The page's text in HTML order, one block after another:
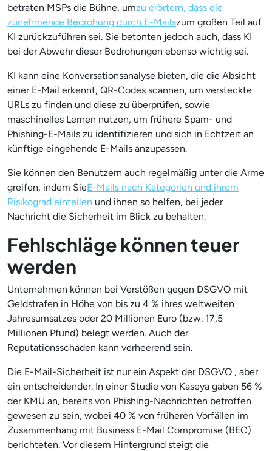
betraten MSPs die Bühne, umzu erörtern, dass die
zunehmende Bedrohung durch E-Mailszum großen Teil auf
KI zurückzuführen sei. Sie betonten jedoch auch, dass KI
bei der Abwehr dieser Bedrohungen ebenso wichtig sei.
KI kann eine Konversationsanalyse bieten, die die Absicht
einer E-Mail erkennt, QR-Codes scannen, um versteckte
URLs zu finden und diese zu überprüfen, sowie
maschinelles Lernen nutzen, um frühere Spam- und
Phishing-E-Mails zu identifizieren und sich in Echtzeit an
künftige eingehende E-Mails anzupassen.
Sie können den Benutzern auch regelmäßig unter die Arme
greifen, indem SieE-Mails nach Kategorien und ihrem
Risikograd einteilen und ihnen so helfen, bei jeder
Nachricht die Sicherheit im Blick zu behalten.
Fehlschläge können teuer
werden
Unternehmen können bei Verstößen gegen DSGVO mit
Geldstrafen in Höhe von bis zu 4 % ihres weltweiten
Jahresumsatzes oder 20 Millionen Euro (bzw. 17,5
Millionen Pfund) belegt werden. Auch der
Reputationsschaden kann verheerend sein.
Die E-Mail-Sicherheit ist nur ein Aspekt der DSGVO , aber
ein entscheidender. In einer Studie von Kaseya gaben 56 %
der KMU an, bereits von Phishing-Nachrichten betroffen
gewesen zu sein, wobei 40 % von früheren Vorfällen im
Zusammenhang mit Business E-Mail Compromise (BEC)
berichteten. Vor diesem Hintergrund steigt die